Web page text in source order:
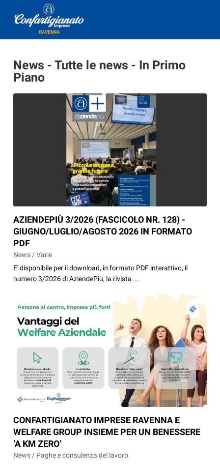
News - Tutte le news - In Primo
Piano
AZIENDEPIÙ 3/2026 (FASCICOLO NR. 128) -
GIUGNO/LUGLIO/AGOSTO 2026 IN FORMATO
PDF
News / Varie
E' disponibile per il download, in formato PDF interattivo, il
numero 3/2026 di AziendePiù, la rivista ...
CONFARTIGIANATO IMPRESE RAVENNA E
WELFARE GROUP INSIEME PER UN BENESSERE
‘A KM ZERO’
News / Paghe e consulenza del lavoro